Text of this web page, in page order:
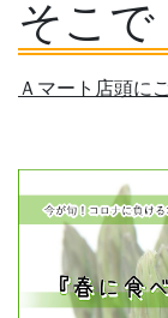
そこで
Ａマート店頭に